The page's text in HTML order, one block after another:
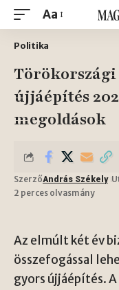
Aa
Politika
újjáépítés
megoldások
SzerzőAndrás Székely
2 perces olvasmány
Az elmúlt két év
összefogással
gyors újjáépítés.